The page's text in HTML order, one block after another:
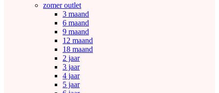
zomer outlet
3 maand
6 maand
9 maand
12 maand
18 maand
2 jaar
3 jaar
4 jaar
5 jaar